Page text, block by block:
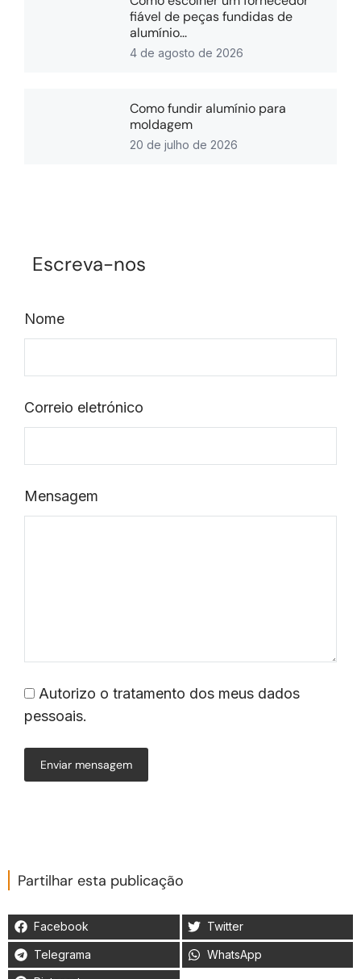
fiável de peças fundidas de
alumínio...
4 de agosto de 2026
Como fundir alumínio para
moldagem
20 de julho de 2026
Escreva-nos
Nome
Correio eletrónico
Mensagem
Autorizo o tratamento dos meus dados
pessoais.
Enviar mensagem
Partilhar esta publicação
Facebook Twitter
Telegrama WhatsApp